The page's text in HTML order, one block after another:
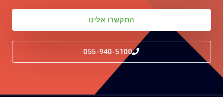
התקשרו אלינו
055-940-5100